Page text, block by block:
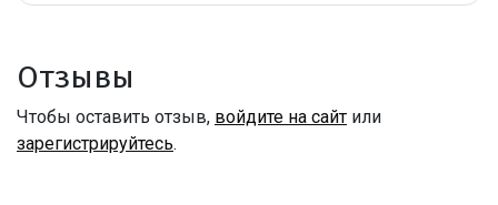
Отзывы
Чтобы оставить отзыв, войдите на сайт или
зарегистрируйтесь.